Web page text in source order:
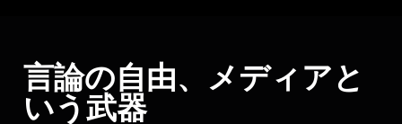
言論の自由、メディアと
いう武器